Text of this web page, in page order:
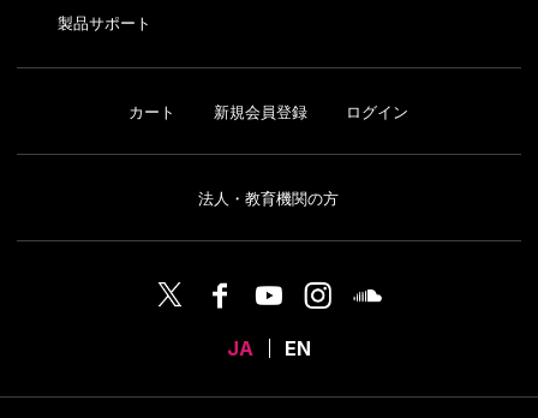
製品サポート
カート 新規会員登録 ログイン
法人・教育機関の方
JA EN